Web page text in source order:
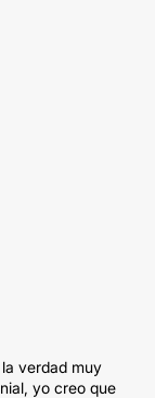
verdad muy
yo creo que